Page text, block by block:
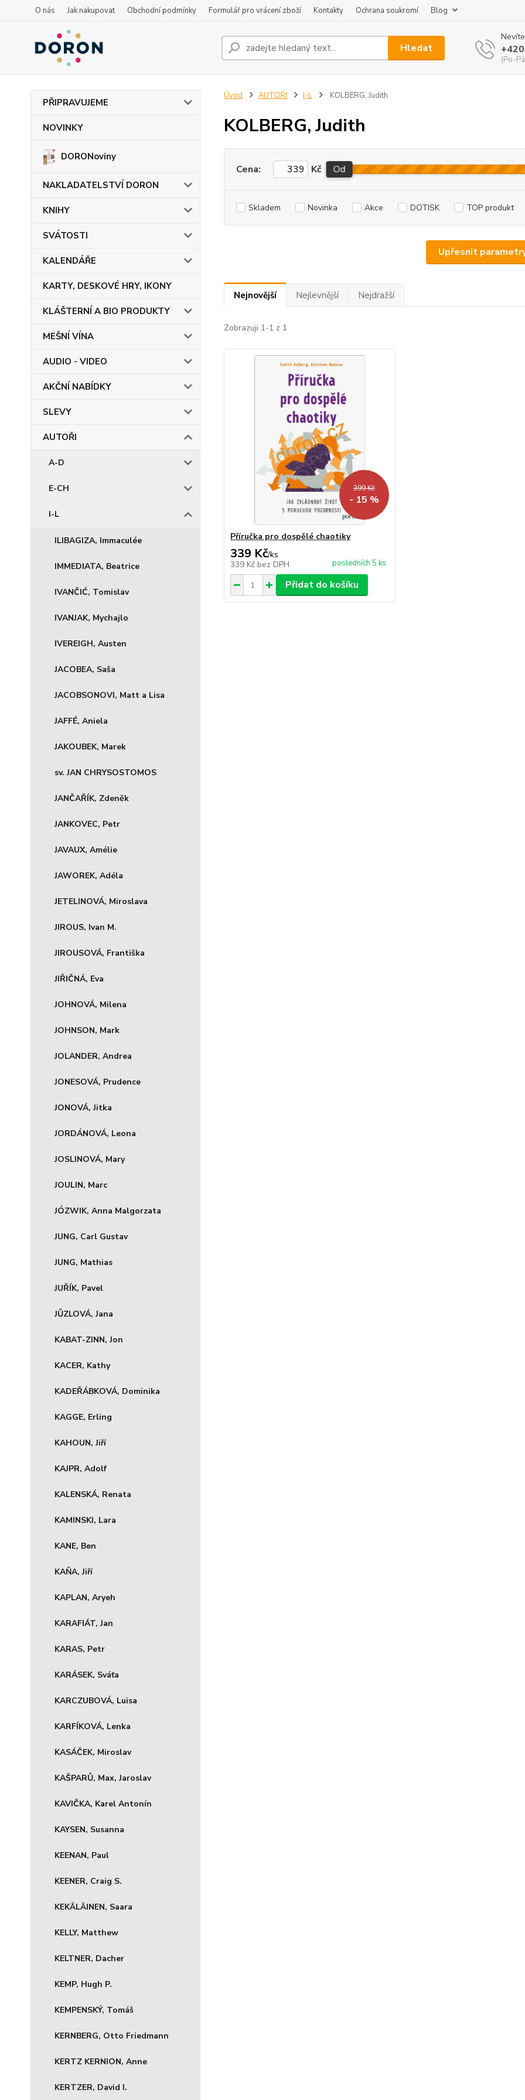
O nás Jak nakupovat Obchodní podmínky Formulář pro vrácení zboží Kontakty Ochrana soukromí Blog
Hledat
(Po-
PŘIPRAVUJEME
NOVINKY
DORONoviny
NAKLADATELSTVÍ DORON
KNIHY
SVÁTOSTI
KALENDÁŘE
KARTY, DESKOVÉ HRY, IKONY
KLÁŠTERNÍ A BIO PRODUKTY
MEŠNÍ VÍNA
AUDIO - VIDEO
AKČNÍ NABÍDKY
SLEVY
AUTOŘI
A-D
E-CH
I-L
ILIBAGIZA, Immaculée
IMMEDIATA, Beatrice
IVANČIĆ, Tomislav
IVANJAK, Mychajlo
IVEREIGH, Austen
JACOBEA, Saša
JACOBSONOVI, Matt a Lisa
JAFFÉ, Aniela
JAKOUBEK, Marek
sv. JAN CHRYSOSTOMOS
JANČAŘÍK, Zdeněk
JANKOVEC, Petr
JAVAUX, Amélie
JAWOREK, Adéla
JETELINOVÁ, Miroslava
JIROUS, Ivan M.
JIROUSOVÁ, Františka
JIŘIČNÁ, Eva
JOHNOVÁ, Milena
JOHNSON, Mark
JOLANDER, Andrea
JONESOVÁ, Prudence
JONOVÁ, Jitka
JORDÁNOVÁ, Leona
JOSLINOVÁ, Mary
JOULIN, Marc
JÓZWIK, Anna Malgorzata
JUNG, Carl Gustav
JUNG, Mathias
JUŘÍK, Pavel
JŮZLOVÁ, Jana
KABAT-ZINN, Jon
KACER, Kathy
KADEŘÁBKOVÁ, Dominika
KAGGE, Erling
KAHOUN, Jiří
KAJPR, Adolf
KALENSKÁ, Renata
KAMINSKI, Lara
KANE, Ben
KAŇA, Jiří
KAPLAN, Aryeh
KARAFIÁT, Jan
KARAS, Petr
KARÁSEK, Sváťa
KARCZUBOVÁ, Luisa
KARFÍKOVÁ, Lenka
KASÁČEK, Miroslav
KAŠPARŮ, Max, Jaroslav
KAVIČKA, Karel Antonín
KAYSEN, Susanna
KEENAN, Paul
KEENER, Craig S.
KEKÄLÄINEN, Saara
KELLY, Matthew
KELTNER, Dacher
KEMP, Hugh P.
KEMPENSKÝ, Tomáš
KERNBERG, Otto Friedmann
KERTZ KERNION, Anne
KERTZER, David I.
Úvod AUTOŘI I-L KOLBERG, Judith
KOLBERG, Judith
Upřesnit
Cena: Kč Od
Skladem Novinka Akce DOTISK TOP produkt
Nejnovější Nejlevnější Nejdražší
Zobrazuji 1-1 z 1
399 Kč
- 15 %
Příručka pro dospělé chaotiky
339 Kč/ks
339 Kč bez DPH posledních 5 ks
Přidat do košíku